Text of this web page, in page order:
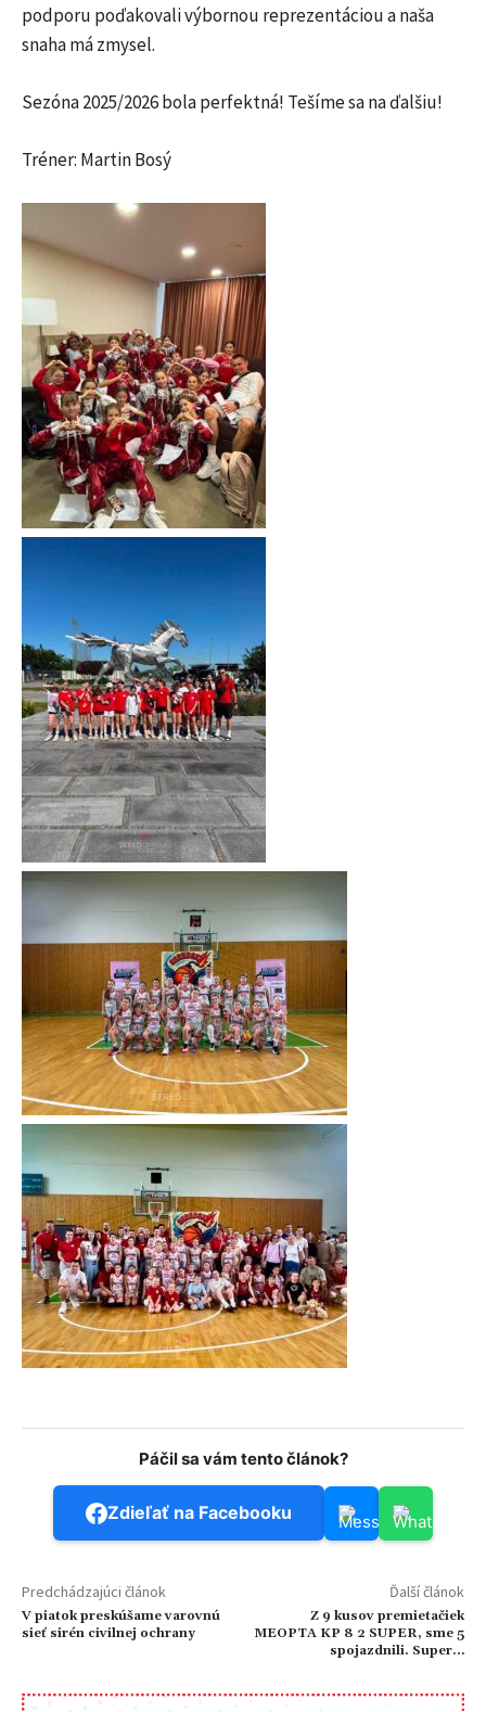
podporu poďakovali výbornou reprezentáciou a naša
snaha má zmysel.
Sezóna 2025/2026 bola perfektná! Tešíme sa na ďalšiu!
Tréner: Martin Bosý
Páčil sa vám tento článok?
Zdieľať na Facebooku
Predchádzajúci článok
V piatok preskúšame varovnú
sieť sirén civilnej ochrany
Ďalší článok
Z 9 kusov premietačiek
MEOPTA KP 8 2 SUPER, sme 5
spojazdnili. Super…